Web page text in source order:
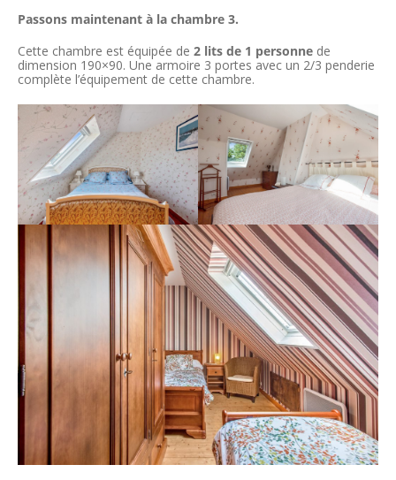
Passons maintenant à la chambre 3.
Cette chambre est équipée de 2 lits de 1 personne de
dimension 190×90. Une armoire 3 portes avec un 2/3 penderie
complète l’équipement de cette chambre.